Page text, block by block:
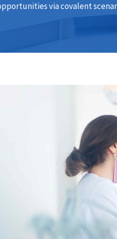
via covalent